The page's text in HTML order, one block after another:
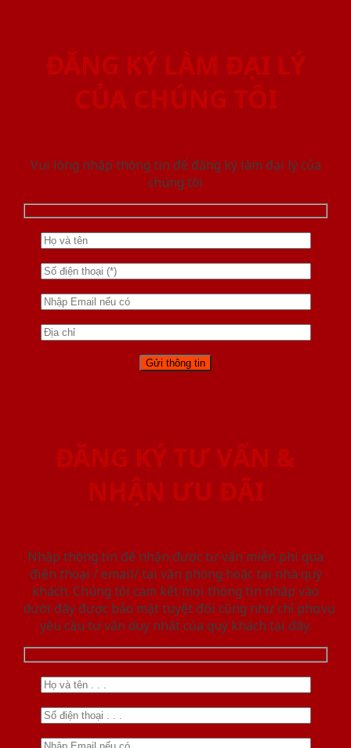
ĐĂNG KÝ LÀM ĐẠI LÝ
CỦA CHÚNG TÔI
Vui lòng nhập thông tin để đăng ký làm đại lý của
chúng tôi
ĐĂNG KÝ TƯ VẤN &
NHẬN ƯU ĐÃI
Nhập thông tin để nhận được tư vấn miễn phí qua
điện thoại / email/ tại văn phòng hoặc tại nhà quý
khách. Chúng tôi cam kết mọi thông tin nhập vào
dưới đây được bảo mật tuyệt đối cũng như chỉ phục vụ
yêu cầu tư vấn duy nhất của quý khách tại đây.